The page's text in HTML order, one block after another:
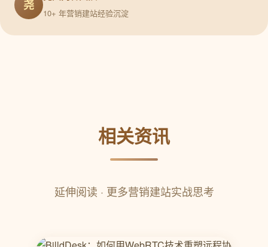
尧
10+ 年营销建站经验沉淀
相关资讯
延伸阅读 · 更多营销建站实战思考